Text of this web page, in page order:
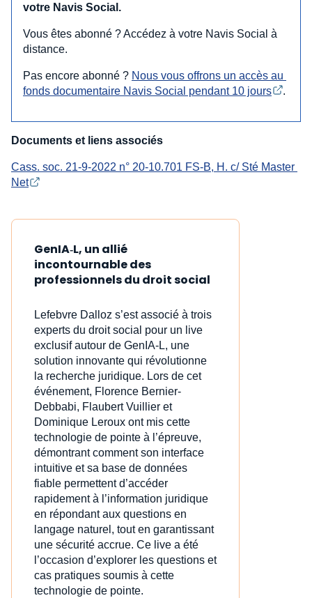
votre Navis Social.
Vous êtes abonné ? Accédez à votre Navis Social à
distance.
Pas encore abonné ? Nous vous offrons un accès au
fonds documentaire Navis Social pendant 10 jours
.
Documents et liens associés
Cass. soc. 21-9-2022 n° 20-10.701 FS-B, H. c/ Sté Master
Net
GenIA‑L, un allié
incontournable des
professionnels du droit social
Lefebvre Dalloz s’est associé à trois
experts du droit social pour un live
exclusif autour de GenIA‑L, une
solution innovante qui révolutionne
la recherche juridique. Lors de cet
événement, Florence Bernier-
Debbabi, Flaubert Vuillier et
Dominique Leroux ont mis cette
technologie de pointe à l’épreuve,
démontrant comment son interface
intuitive et sa base de données
fiable permettent d’accéder
rapidement à l’information juridique
en répondant aux questions en
langage naturel, tout en garantissant
une sécurité accrue. Ce live a été
l’occasion d’explorer les questions et
cas pratiques soumis à cette
technologie de pointe.